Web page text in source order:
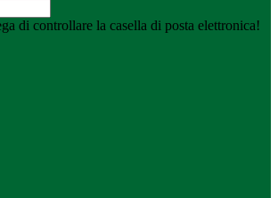
di controllare la casella di posta elettronica!